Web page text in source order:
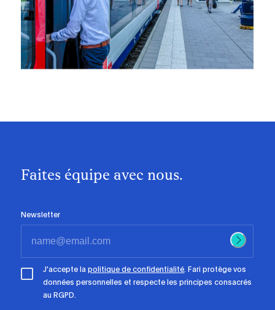
Faites équipe avec nous.
Newsletter
J'accepte lapolitique de confidentialité. Fari protège vos
données personnelles et respecte les principes consacrés
au RGPD.